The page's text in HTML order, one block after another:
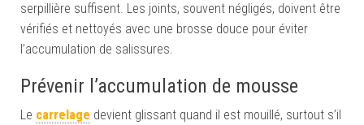
serpillière suffisent. Les joints, souvent négligés, doivent être
vérifiés et nettoyés avec une brosse douce pour éviter
l’accumulation de salissures.
Prévenir l’accumulation de mousse
Le carrelage devient glissant quand il est mouillé, surtout s’il